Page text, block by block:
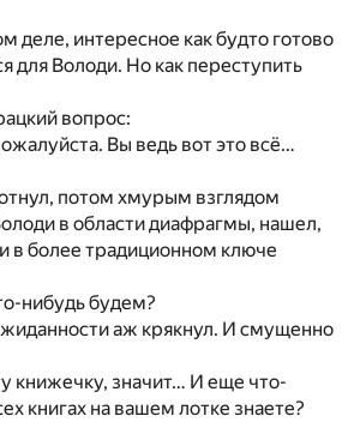
деле, интересное как будто готово
для Володи. Но как переступить
вопрос:
Вы ведь вот это всё…
потом хмурым взглядом
в области диафрагмы, нашел,
в более традиционном ключе
нибудь будем?
аж крякнул. И смущенно
книжечку, значит… И еще что-
книгах на вашем лотке знаете?